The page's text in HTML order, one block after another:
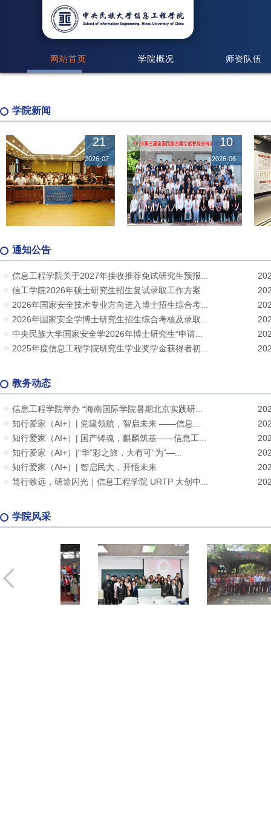
网站首页 学院概况 师资队伍
学院新闻
2026-07
21 信息工程学院举办 “海南国际学院暑...
详细内容>
2026-06
10
通知公告
信息工程学院关于2027年接收推荐免试研究生预报...
信工学院2026年硕士研究生招生复试录取工作方案
2026年国家安全技术专业方向进入博士招生综合考...
2026年国家安全学博士研究生招生综合考核及录取...
中央民族大学国家安全学2026年博士研究生“申请...
2025年度信息工程学院研究生学业奖学金获得者初...
教务动态
信息工程学院举办 “海南国际学院暑期北京实践研...
知行爱家（AI+）| 党建领航，智启未来 ——信息...
知行爱家（AI+）| 国产铸魂，麒麟筑基——信息工...
知行爱家（AI+）|“华”彩之旅，大有可“为”—...
知行爱家（AI+）| 智启民大，开悟未来
笃行致远，研途闪光｜信息工程学院 URTP 大创中...
学院风采